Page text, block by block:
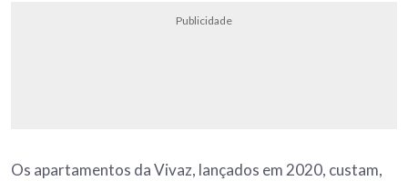
Publicidade
Os apartamentos da Vivaz, lançados em 2020, custam,